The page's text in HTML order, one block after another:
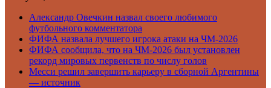
Александр Овечкин назвал своего любимого
футбольного комментатора
ФИФА назвала лучшего игрока атаки на ЧМ-2026
ФИФА сообщила, что на ЧМ-2026 был установлен
рекорд мировых первенств по числу голов
Месси решил завершить карьеру в сборной Аргентины
— источник